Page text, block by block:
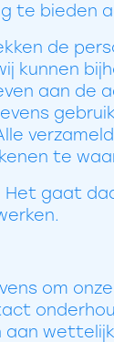
te bieden
de
kunnen
aan
te
gaat
om